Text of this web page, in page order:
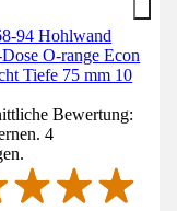
94 Hohlwand
O-range Econ
Tiefe 75 mm 10
Bewertung:
4